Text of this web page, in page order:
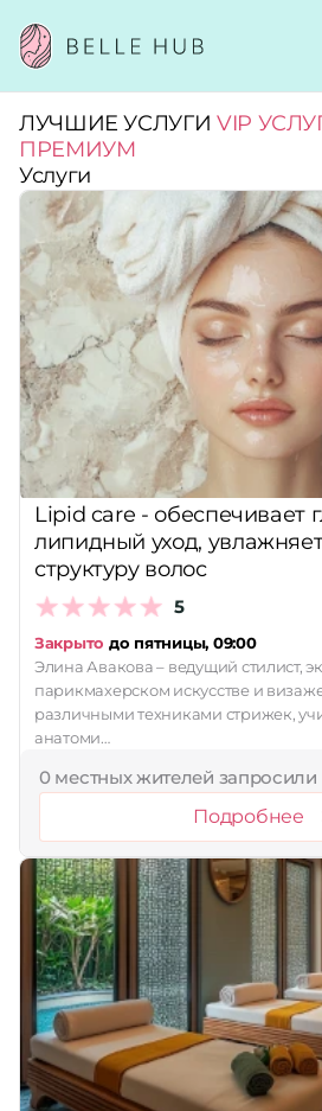
Город:
Категории:
Услуги:
Рейтинг:
Стоимость услуг:
Принимает сертификаты
Сбросить
ЛУЧШИЕ УСЛУГИ VIP
ПРЕМИУМ
Услуги
Lipid care - обеспечивает
липидный уход,
структуру волос
5
Закрыто до пятницы, 09:00
Элина Авакова – ведущий стилист,
парикмахерском искусстве и
различными техниками стрижек,
анатоми…
0 местных жителей
Подробнее